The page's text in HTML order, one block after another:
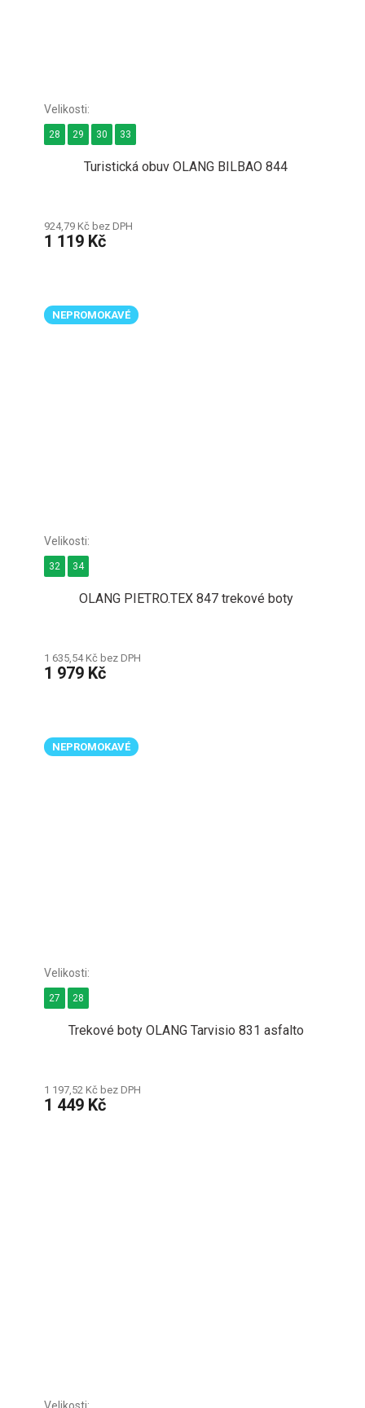
Turistická obuv OLANG BILBAO 844
924,79 Kč bez DPH
1 119 Kč
28 29 30 33
NEPROMOKAVÉ
OLANG PIETRO.TEX 847 trekové boty
1 635,54 Kč bez DPH
1 979 Kč
32 34
NEPROMOKAVÉ
Trekové boty OLANG Tarvisio 831 asfalto
1 197,52 Kč bez DPH
1 449 Kč
27 28